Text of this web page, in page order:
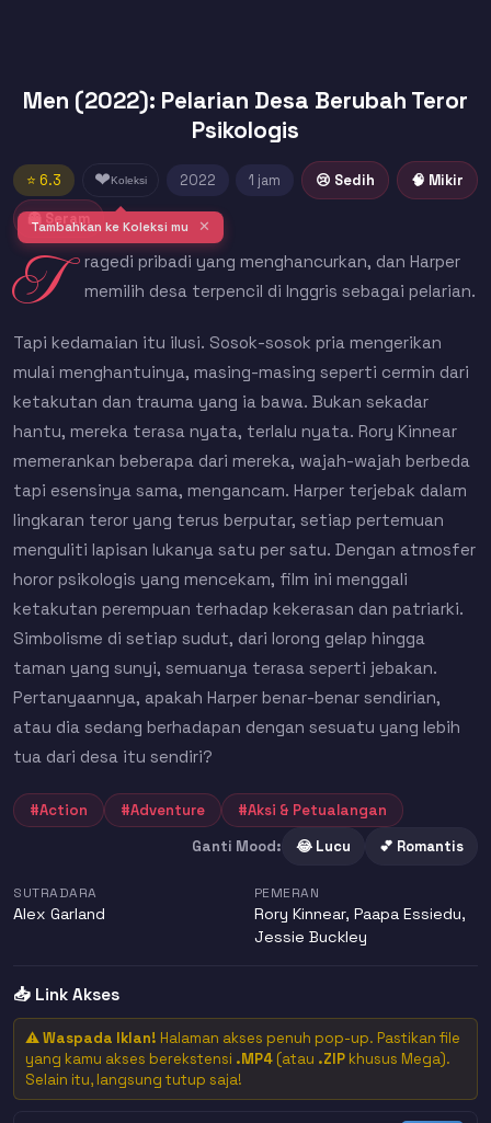
Men (2022): Pelarian Desa Berubah Teror
Psikologis
⭐ 6.3 ❤Koleksi
Tambahkan ke Koleksi mu ✕
2022 1 jam 😢 Sedih 🧠 Mikir
👻 Seram
T
ragedi pribadi yang menghancurkan, dan Harper
memilih desa terpencil di Inggris sebagai pelarian.
Tapi kedamaian itu ilusi. Sosok-sosok pria mengerikan
mulai menghantuinya, masing-masing seperti cermin dari
ketakutan dan trauma yang ia bawa. Bukan sekadar
hantu, mereka terasa nyata, terlalu nyata. Rory Kinnear
memerankan beberapa dari mereka, wajah-wajah berbeda
tapi esensinya sama, mengancam. Harper terjebak dalam
lingkaran teror yang terus berputar, setiap pertemuan
menguliti lapisan lukanya satu per satu. Dengan atmosfer
horor psikologis yang mencekam, film ini menggali
ketakutan perempuan terhadap kekerasan dan patriarki.
Simbolisme di setiap sudut, dari lorong gelap hingga
taman yang sunyi, semuanya terasa seperti jebakan.
Pertanyaannya, apakah Harper benar-benar sendirian,
atau dia sedang berhadapan dengan sesuatu yang lebih
tua dari desa itu sendiri?
#Action #Adventure
#Aksi & Petualangan
Ganti Mood:
😂 Lucu 💕 Romantis
SUTRADARA
Alex Garland
PEMERAN
Rory Kinnear, Paapa Essiedu,
Jessie Buckley
📥 Link Akses
⚠️Waspada Iklan! Halaman akses penuh pop-up. Pastikan file
yang kamu akses berekstensi .MP4 (atau .ZIP khusus Mega).
Selain itu, langsung tutup saja!